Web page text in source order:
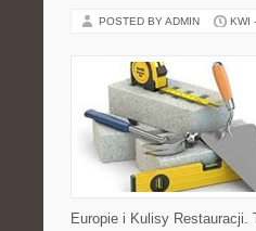
POSTED BY ADMIN KWI
Europie i Kulisy Restauracji.